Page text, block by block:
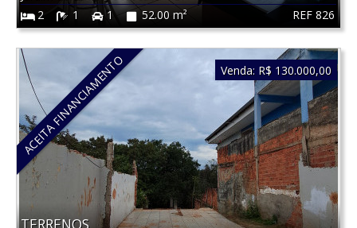
REF 826
2
1 1 52.00 m²
ACEITA FINANCIAMENTO
TERRENOS
Venda: R$ 130.000,00